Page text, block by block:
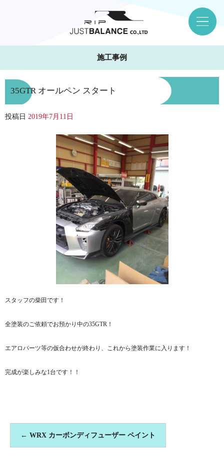
施工事例
35GTR オールペン スタート
投稿日 2019年7月11日
スタッフの柴田です！
全塗装のご依頼でお預かり中の35GTR！
エアロパーツ等の仮合わせが終わり、これから塗装作業に入ります！
完成が楽しみな1台です！！
← WRX カーボンディフューザー ペイント